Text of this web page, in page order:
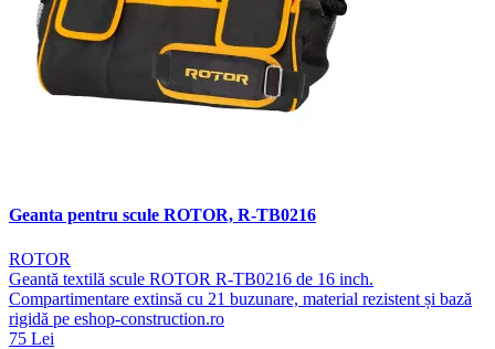
Geanta pentru scule ROTOR, R-TB0216
ROTOR
Geantă textilă scule ROTOR R-TB0216 de 16 inch.
Compartimentare extinsă cu 21 buzunare, material rezistent și bază
rigidă pe eshop-construction.ro
75 Lei